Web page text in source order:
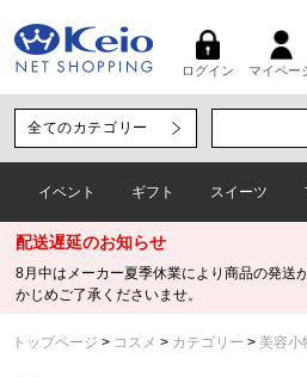
ログイン マイペー
イベント ギフト スイーツ
配送遅延のお知らせ
8月中はメーカー夏季休業により商品の発送
かじめご了承くださいませ。
トップページ コスメ カテゴリー 美容小